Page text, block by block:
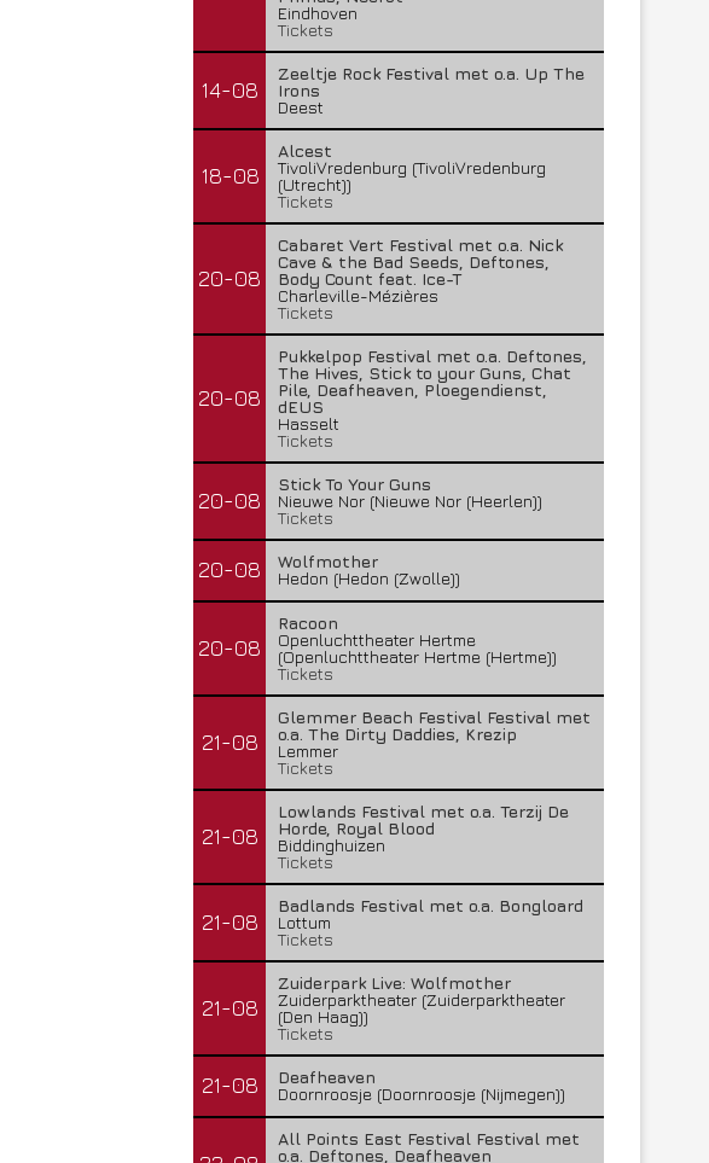
Eindhoven
Tickets
14-08
Zeeltje Rock Festival met o.a. Up The
Irons
Deest
18-08
Alcest
TivoliVredenburg (TivoliVredenburg
(Utrecht))
Tickets
20-08
Cabaret Vert Festival met o.a. Nick
Cave & the Bad Seeds, Deftones,
Body Count feat. Ice-T
Charleville-Mézières
Tickets
20-08
Pukkelpop Festival met o.a. Deftones,
The Hives, Stick to your Guns, Chat
Pile, Deafheaven, Ploegendienst,
dEUS
Hasselt
Tickets
20-08
Stick To Your Guns
Nieuwe Nor (Nieuwe Nor (Heerlen))
Tickets
20-08
Wolfmother
Hedon (Hedon (Zwolle))
20-08
Racoon
Openluchttheater Hertme
(Openluchttheater Hertme (Hertme))
Tickets
21-08
Glemmer Beach Festival Festival met
o.a. The Dirty Daddies, Krezip
Lemmer
Tickets
21-08
Lowlands Festival met o.a. Terzij De
Horde, Royal Blood
Biddinghuizen
Tickets
21-08
Badlands Festival met o.a. Bongloard
Lottum
Tickets
21-08
Zuiderpark Live: Wolfmother
Zuiderparktheater (Zuiderparktheater
(Den Haag))
Tickets
21-08
Deafheaven
Doornroosje (Doornroosje (Nijmegen))
All Points East Festival Festival met
o.a. Deftones, Deafheaven